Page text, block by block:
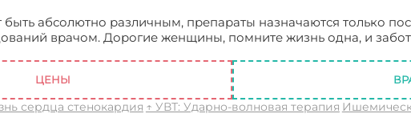
абсолютно различным, препараты назначаются только
врачом. Дорогие женщины, помните жизнь одна, и
ЦЕНЫ
сердца стенокардия ↑ УВТ: Ударно-волновая терапия